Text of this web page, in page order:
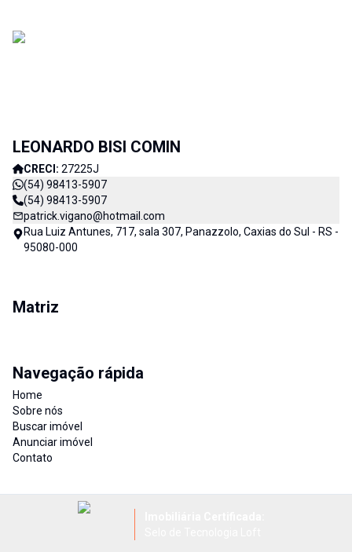
LEONARDO BISI COMIN
CRECI: 27225J
(54) 98413-5907
(54) 98413-5907
patrick.vigano@hotmail.com
Rua Luiz Antunes, 717, sala 307, Panazzolo, Caxias do Sul - RS -
95080-000
Matriz
Navegação rápida
Home
Sobre nós
Buscar imóvel
Anunciar imóvel
Contato